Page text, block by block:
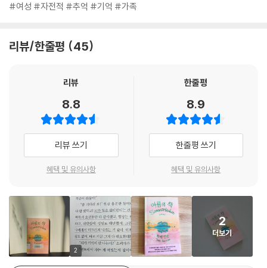
#여성 #자전적 #추억 #기억 #가족
리뷰/한줄평 45
리뷰
8.8
리뷰 쓰기
혜택 및 유의사항
한줄평
8.9
한줄평 쓰기
혜택 및 유의사항
2
2
더보기